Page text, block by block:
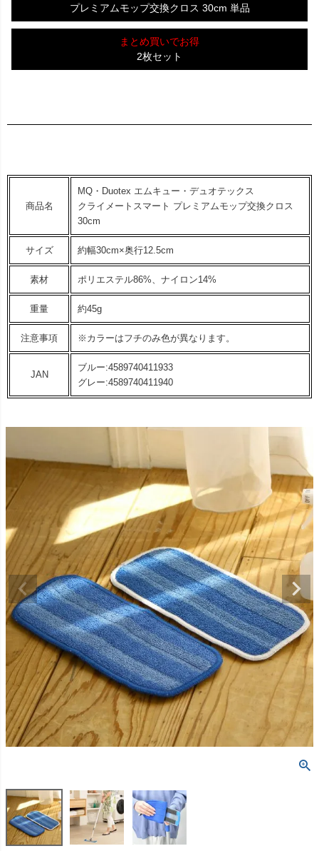
プレミアムモップ交換クロス 30cm 単品
まとめ買いでお得
2枚セット
商品名
MQ・Duotex エムキュー・デュオテックス
クライメートスマート プレミアムモップ交換クロス
30cm
サイズ 約幅30cm×奥行12.5cm
素材 ポリエステル86%、ナイロン14%
重量 約45g
注意事項 ※カラーはフチのみ色が異なります。
JAN
ブルー:4589740411933
グレー:4589740411940